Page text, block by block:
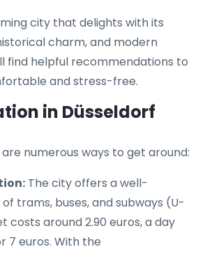
city that delights with its
charm, and modern
find helpful recommendations to
and stress-free.
in Düsseldorf
numerous ways to get around:
The city offers a well-
trams, buses, and subways (U-
costs around 2.90 euros, a day
7 euros. With the